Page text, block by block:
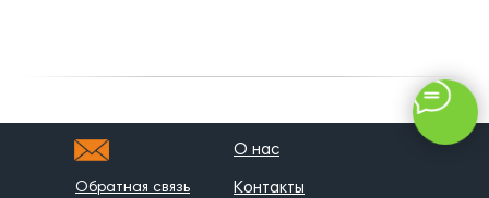
О нас
Обратная связь Контакты